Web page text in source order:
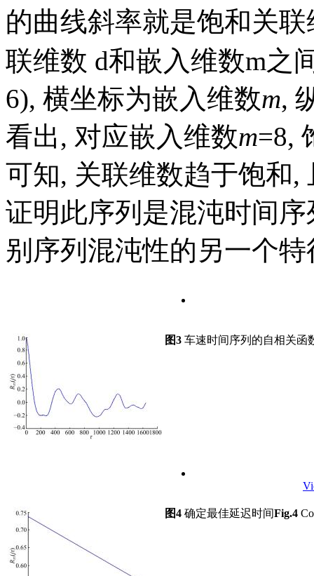
的曲线斜率就是饱和关
联维数 d和嵌入维数m之
6), 横坐标为嵌入维数m,
看出, 对应嵌入维数m=8,
可知, 关联维数趋于饱和,
证明此序列是混沌时间
别序列混沌性的另一个
图3 车速时间序列的自相关函
图4 确定最佳延迟时间 Fig.4